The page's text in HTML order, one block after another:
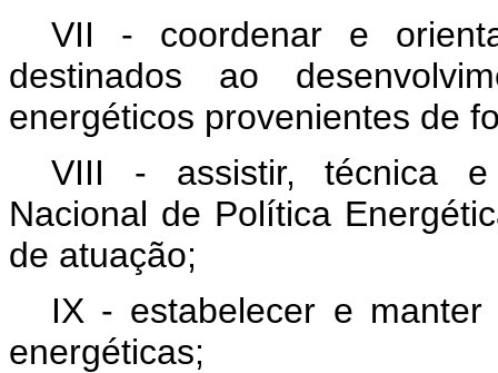
VII - coordenar e
destinados ao
energéticos provenientes de
VIII - assistir, técnica e
Nacional de Política
de atuação;
IX - estabelecer e
energéticas;